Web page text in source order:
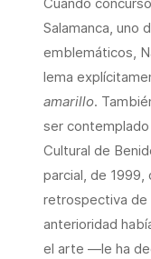
Cuando
Salamanca, uno
emblemáticos,
lema
amarillo.
ser
Cultural de
parcial, de 1999,
retrospectiva de
anterioridad
el arte —le ha